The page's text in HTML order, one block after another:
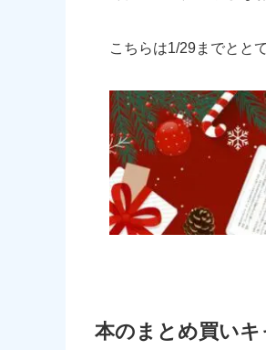
こちらは1/29までとと
本のまとめ買いキ